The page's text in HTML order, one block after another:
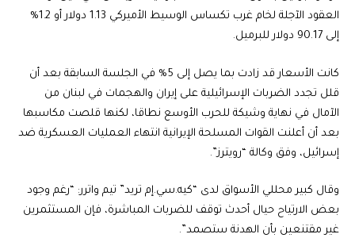
العقود الآجلة لخام غرب تكساس الوسيط الأميركي 1.13 دولار أو 1.2%
إلى 90.17 دولار للبرميل.
كانت الأسعار قد زادت بما يصل إلى 5% في الجلسة السابقة بعد أن
قلل تجدد الضربات الإسرائيلية على إيران والهجمات في لبنان من
الآمال في نهاية وشيكة للحرب الأوسع نطاقا، لكنها قلصت مكاسبها
بعد أن أعلنت القوات المسلحة الإيرانية انتهاء العمليات العسكرية ضد
إسرائيل، وفق وكالة “رويترز”.
وقال كبير محللي الأسواق لدى “كيه.سي.إم تريد” تيم واترر: “رغم وجود
بعض الارتياح حيال أحدث توقف للضربات المباشرة، فإن المستثمرين
غير مقتنعين بأن الهدنة ستصمد”.